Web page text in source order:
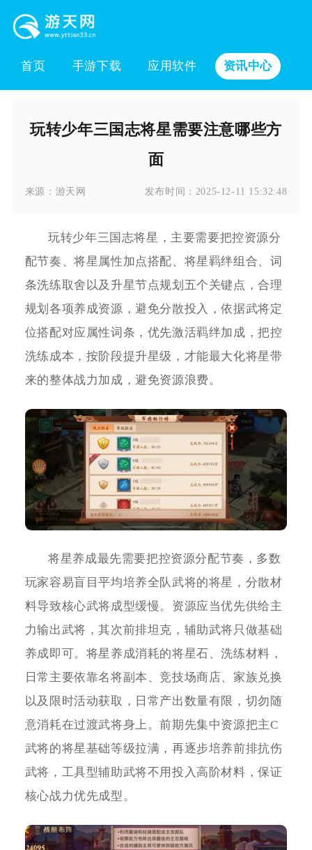
首页 手游下载 应用软件 资讯中心
玩转少年三国志将星需要注意哪些方
面
来源： 游天网 发布时间： 2025-12-11 15:32:48
玩转少年三国志将星，主要需要把控资源分
配节奏、将星属性加点搭配、将星羁绊组合、词
条洗练取舍以及升星节点规划五个关键点，合理
规划各项养成资源，避免分散投入，依据武将定
位搭配对应属性词条，优先激活羁绊加成，把控
洗练成本，按阶段提升星级，才能最大化将星带
来的整体战力加成，避免资源浪费。
将星养成最先需要把控资源分配节奏，多数
玩家容易盲目平均培养全队武将的将星，分散材
料导致核心武将成型缓慢。资源应当优先供给主
力输出武将，其次前排坦克，辅助武将只做基础
养成即可。将星养成消耗的将星石、洗练材料，
日常主要依靠名将副本、竞技场商店、家族兑换
以及限时活动获取，日常产出数量有限，切勿随
意消耗在过渡武将身上。前期先集中资源把主C
武将的将星基础等级拉满，再逐步培养前排抗伤
武将，工具型辅助武将不用投入高阶材料，保证
核心战力优先成型。